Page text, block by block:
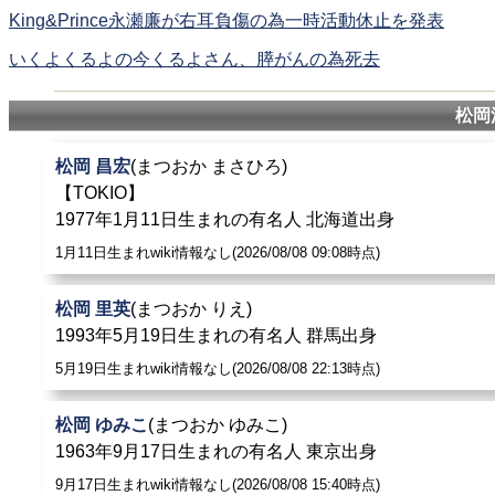
King&Prince永瀬廉が右耳負傷の為一時活動休止を発表
いくよくるよの今くるよさん、膵がんの為死去
松岡
松岡 昌宏(まつおか まさひろ)
【TOKIO】
1977年1月11日生まれの有名人 北海道出身
1月11日生まれwiki情報なし(2026/08/08 09:08時点)
松岡 里英(まつおか りえ)
1993年5月19日生まれの有名人 群馬出身
5月19日生まれwiki情報なし(2026/08/08 22:13時点)
松岡 ゆみこ (まつおか ゆみこ)
1963年9月17日生まれの有名人 東京出身
9月17日生まれwiki情報なし(2026/08/08 15:40時点)